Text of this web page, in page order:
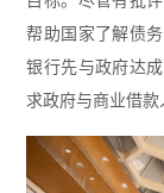
帮助国家了解债
银行先与政府达
求政府与商业借款